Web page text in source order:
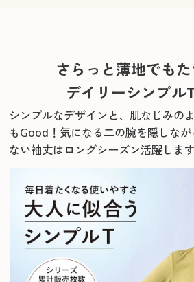
さらっと薄地でも
デイリーシンプル
シンプルなデザインと、肌なじみの
もGood！ 気になる二の腕を隠しな
ない袖丈はロングシーズン活躍します